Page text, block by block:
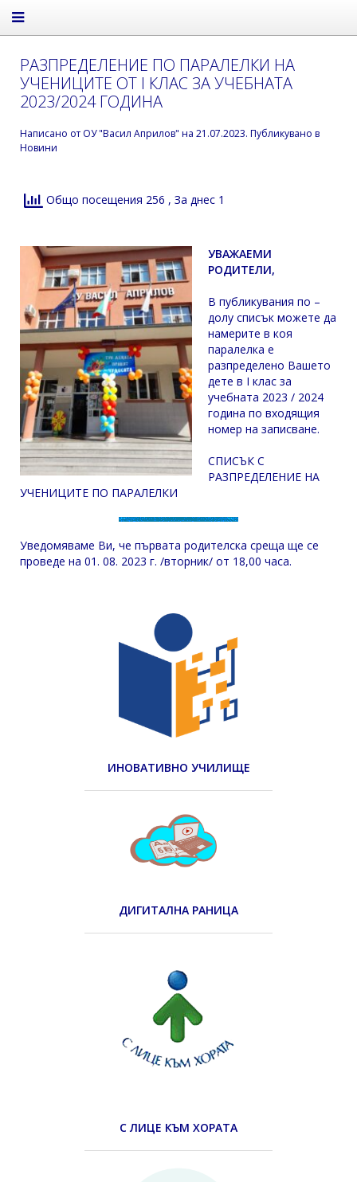
РАЗПРЕДЕЛЕНИЕ ПО ПАРАЛЕЛКИ НА
УЧЕНИЦИТЕ ОТ I КЛАС ЗА УЧЕБНАТА
2023/2024 ГОДИНА
Написано от ОУ "Васил Априлов" на 21.07.2023. Публикувано в
Новини
Общо посещения 256 , За днес 1
УВАЖАЕМИ
РОДИТЕЛИ,
В публикувания по –
долу списък можете да
намерите в коя
паралелка е
разпределено Вашето
дете в I клас за
учебната 2023 / 2024
година по входящия
номер на записване.
СПИСЪК С
РАЗПРЕДЕЛЕНИЕ НА
УЧЕНИЦИТЕ ПО ПАРАЛЕЛКИ
Уведомяваме Ви, че първата родителска среща ще се
проведе на 01. 08. 2023 г. /вторник/ от 18,00 часа.
ИНОВАТИВНО УЧИЛИЩЕ
ДИГИТАЛНА РАНИЦА
С ЛИЦЕ КЪМ ХОРАТА